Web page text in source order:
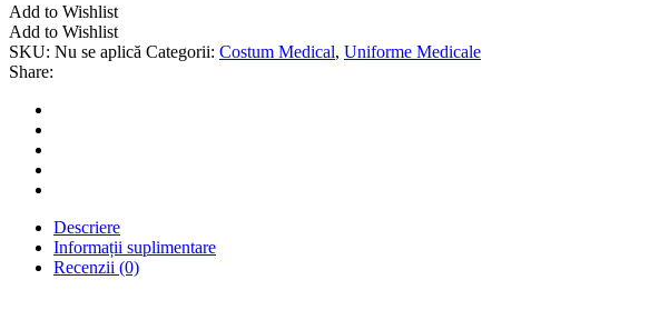
Add to Wishlist
Add to Wishlist
SKU: Nu se aplică Categorii: Costum Medical, Uniforme Medicale
Share:
Descriere
Informații suplimentare
Recenzii (0)